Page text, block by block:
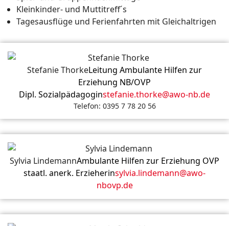
Kleinkinder- und Muttitreff´s
Tagesausflüge und Ferienfahrten mit Gleichaltrigen
Stefanie ThorkeLeitung Ambulante Hilfen zur
Erziehung NB/OVP
Dipl. Sozialpädagoginstefanie.thorke@awo-nb.de
Telefon: 0395 7 78 20 56
Sylvia LindemannAmbulante Hilfen zur Erziehung OVP
staatl. anerk. Erzieherinsylvia.lindemann@awo-
nbovp.de